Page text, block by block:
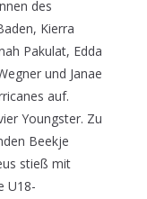
des
Kierra
Pakulat, Edda
und Janae
auf.
Youngster. Zu
Beekje
stieß mit
U18-